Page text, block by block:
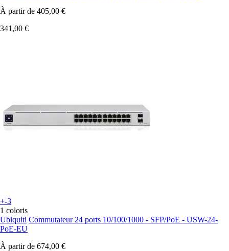
À partir de 405,00 €
341,00 €
+-3
1 coloris
Ubiquiti Commutateur 24 ports 10/100/1000 - SFP/PoE - USW-24-
PoE-EU
À partir de 674,00 €